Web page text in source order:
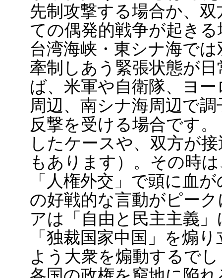
先制攻撃する場合か、
ての偶発的戦争が起き
台湾海峡・東シナ海で
牽制しあう緊張状態が
ば、米軍や自衛隊、ヨ
周辺、南シナ海周辺で
反撃を受ける場合です
したケースや、双方が
もあります）。その時
「人権外交」で頭に血
の好戦的な言動がピー
アは「自由と民主主義
「独裁国家中国」を煽
よう大衆を煽動するで